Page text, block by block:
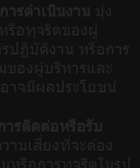
รดำเนินงาน
มุ่ง
รือทุจริตของผู้
รปฏิบัติงาน หรือการ
ของผู้บริหารและ
าจมีผลประโยชน์
ารติดต่อหรือรับ
ามเสี่ยงที่จะต้อง
หรือการทุจริตในรูป